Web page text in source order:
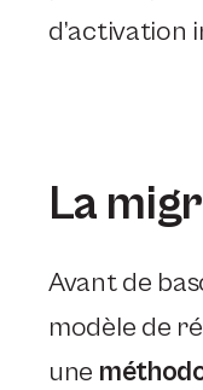
d’activation
La
Avant de
modèle de
une